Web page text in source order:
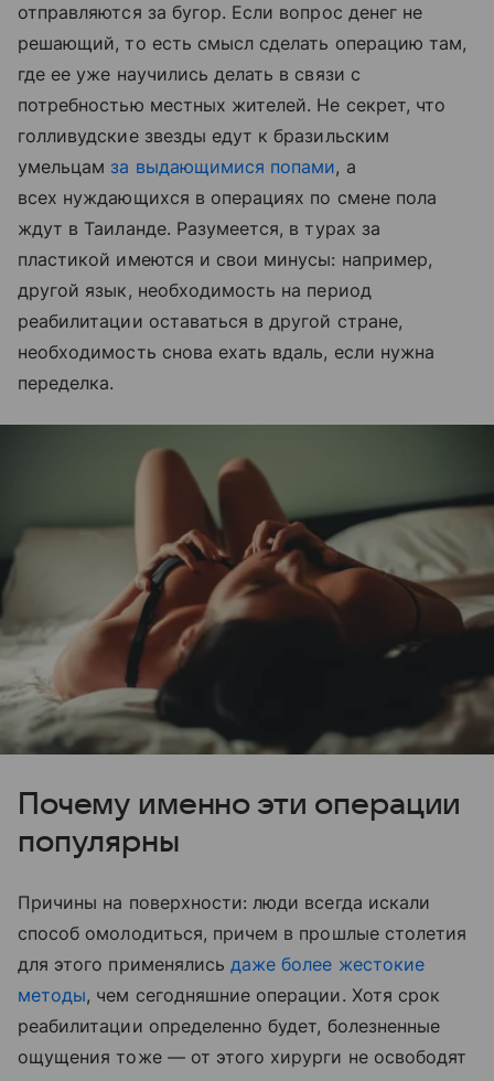
отправляются за бугор. Если вопрос денег не
решающий, то есть смысл сделать операцию там,
где ее уже научились делать в связи с
потребностью местных жителей. Не секрет, что
голливудские звезды едут к бразильским
умельцам за выдающимися попами, а
всех нуждающихся в операциях по смене пола
ждут в Таиланде. Разумеется, в турах за
пластикой имеются и свои минусы: например,
другой язык, необходимость на период
реабилитации оставаться в другой стране,
необходимость снова ехать вдаль, если нужна
переделка.
Почему именно эти операции
популярны
Причины на поверхности: люди всегда искали
способ омолодиться, причем в прошлые столетия
для этого применялисьдаже более жестокие
методы, чем сегодняшние операции. Хотя срок
реабилитации определенно будет, болезненные
ощущения тоже — от этого хирурги не освободят